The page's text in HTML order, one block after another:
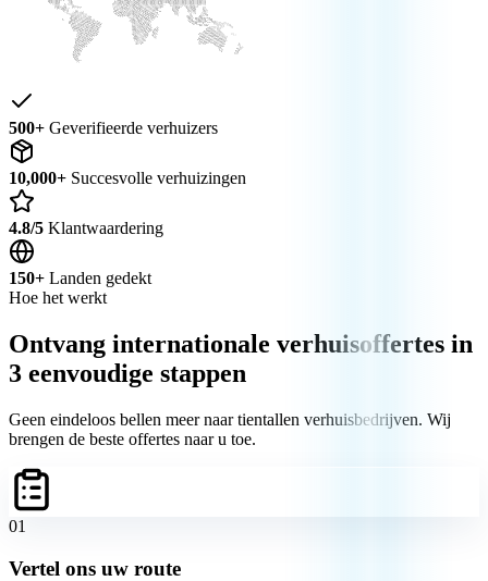
500+ Geverifieerde verhuizers
10,000+ Succesvolle verhuizingen
4.8/5 Klantwaardering
150+ Landen gedekt
Hoe het werkt
Ontvang internationale verhuisoffertes in
3 eenvoudige stappen
Geen eindeloos bellen meer naar tientallen verhuisbedrijven. Wij
brengen de beste offertes naar u toe.
01
Vertel ons uw route